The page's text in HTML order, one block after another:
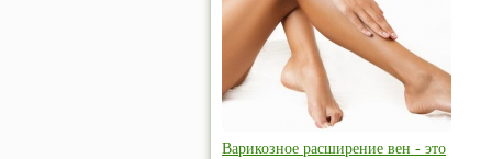
Варикозное расширение вен - это